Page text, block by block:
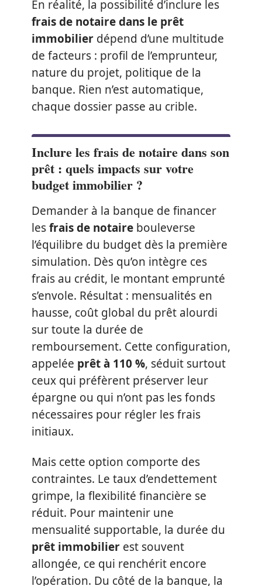
En réalité, la possibilité d’inclure les
frais de notaire dans le prêt
immobilier dépend d’une multitude
de facteurs : profil de l’emprunteur,
nature du projet, politique de la
banque. Rien n’est automatique,
chaque dossier passe au crible.
Inclure les frais de notaire dans son
prêt : quels impacts sur votre
budget immobilier ?
Demander à la banque de financer
lesfrais de notaire bouleverse
l’équilibre du budget dès la première
simulation. Dès qu’on intègre ces
frais au crédit, le montant emprunté
s’envole. Résultat : mensualités en
hausse, coût global du prêt alourdi
sur toute la durée de
remboursement. Cette configuration,
appelée prêt à 110 %, séduit surtout
ceux qui préfèrent préserver leur
épargne ou qui n’ont pas les fonds
nécessaires pour régler les frais
initiaux.
Mais cette option comporte des
contraintes. Le taux d’endettement
grimpe, la flexibilité financière se
réduit. Pour maintenir une
mensualité supportable, la durée du
prêt immobilier est souvent
allongée, ce qui renchérit encore
l’opération. Du côté de la banque, la